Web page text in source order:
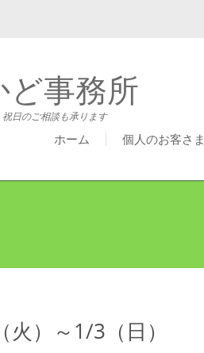
ど事務所
日のご相談も承ります
ホーム 個人のお客さま
）～1/3（日）